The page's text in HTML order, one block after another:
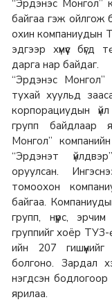
“Эрдэнэс Монгол”
байгаа гэж ойлгож
охин компаниудын
эдгээр хүмүүс
дарга нар байдаг.
“Эрдэнэс Монгол”
тухай хуульд
корпорациудын
групп байдлаар
Монгол” компанийн
“Эрдэнэт
оруулсан.
томоохон
байгаа.
групп, нүүрс,
группийг хоёр
ийн 207 гишүүнийг
болгоно. Зардал
нэгдсэн
ярилаа.